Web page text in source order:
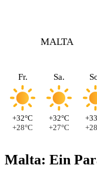
MALTA
Fr.
+32°C
+28°C
Sa.
+32°C
+27°C
Malta: Ein